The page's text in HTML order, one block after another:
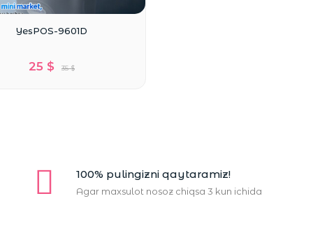
YesPOS-9601D
25 $ 35 $
100% pulingizni qaytaramiz!
Agar maxsulot nosoz chiqsa 3 kun ichida